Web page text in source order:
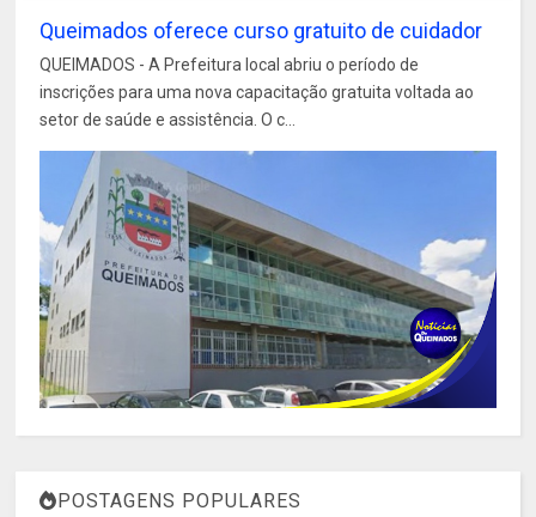
Queimados oferece curso gratuito de cuidador
QUEIMADOS - A Prefeitura local abriu o período de
inscrições para uma nova capacitação gratuita voltada ao
setor de saúde e assistência. O c...
POSTAGENS POPULARES